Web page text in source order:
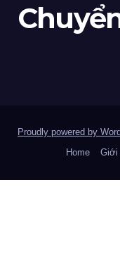
Proudly powered by
Home
Giới